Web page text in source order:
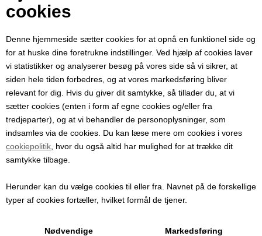
cookies
Denne hjemmeside sætter cookies for at opnå en funktionel side og
for at huske dine foretrukne indstillinger. Ved hjælp af cookies laver
vi statistikker og analyserer besøg på vores side så vi sikrer, at
siden hele tiden forbedres, og at vores markedsføring bliver
relevant for dig. Hvis du giver dit samtykke, så tillader du, at vi
sætter cookies (enten i form af egne cookies og/eller fra
tredjeparter), og at vi behandler de personoplysninger, som
indsamles via de cookies. Du kan læse mere om cookies i vores
cookiepolitik , hvor du også altid har mulighed for at trække dit
samtykke tilbage.
Herunder kan du vælge cookies til eller fra. Navnet på de forskellige
typer af cookies fortæller, hvilket formål de tjener.
Nødvendige Markedsføring
Modtager e-mail
Besked